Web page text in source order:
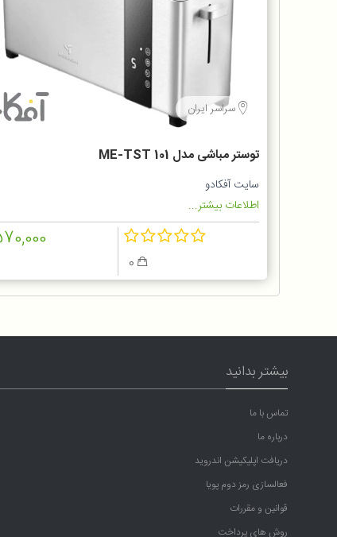
سراسر ایران
توستر مباشی مدل ME-TST 101
سایت آفکادو
اطلاعات بیشتر...
بیشتر بدانید
تماس با ما
درباره ما
دریافت اپلیکیشن اندروید
فعالسازی رمز دوم پویا
قوانین و مقررات
روش های پرداخت